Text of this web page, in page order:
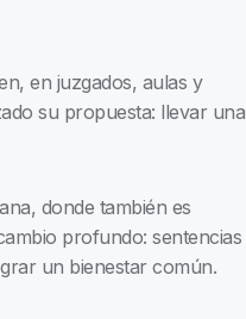
en juzgados, aulas y
su propuesta: llevar una
donde también es
profundo: sentencias
un bienestar común.